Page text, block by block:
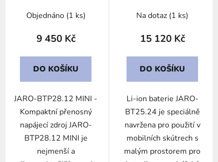
Objednáno (1 ks)
9 450 Kč
DO KOŠÍKU
JARO-BTP28.12 MINI -
Kompaktní přenosný
napájecí zdroj JARO-
BTP28.12 MINI je
nejmenší a
Na dotaz (1 ks)
15 120 Kč
DO KOŠÍKU
Li-ion baterie JARO-
BT25.24 je speciálně
navržena pro použití v
mobilních skútrech s
malým prostorem pro